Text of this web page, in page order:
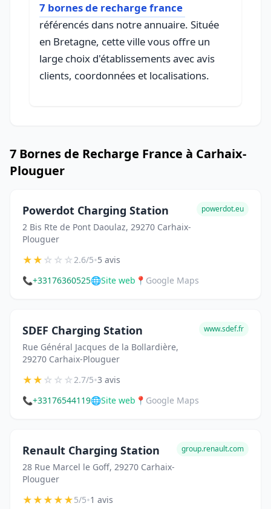
7 bornes de recharge france
référencés dans notre annuaire. Située
en Bretagne, cette ville vous offre un
large choix d'établissements avec avis
clients, coordonnées et localisations.
7 Bornes de Recharge France à Carhaix-
Plouguer
Powerdot Charging Station
2 Bis Rte de Pont Daoulaz, 29270 Carhaix-
Plouguer
powerdot.eu
★★☆☆☆2.6/5•5 avis
📞+33176360525🌐Site web 📍 Google Maps
SDEF Charging Station
Rue Général Jacques de la Bollardière,
29270 Carhaix-Plouguer
www.sdef.fr
★★☆☆☆2.7/5•3 avis
📞+33176544119🌐Site web 📍 Google Maps
Renault Charging Station
28 Rue Marcel le Goff, 29270 Carhaix-
Plouguer
group.renault.com
★★★★★5/5•1 avis